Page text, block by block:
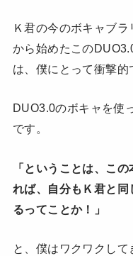
Ｋ君の今のボキャブ
から始めたこの
は、僕にとって衝撃的
DUO3.0のボキャを使
です。
「ということは、こ
れば、自分もＫ君と
るってことか！」
と、僕はワクワクして